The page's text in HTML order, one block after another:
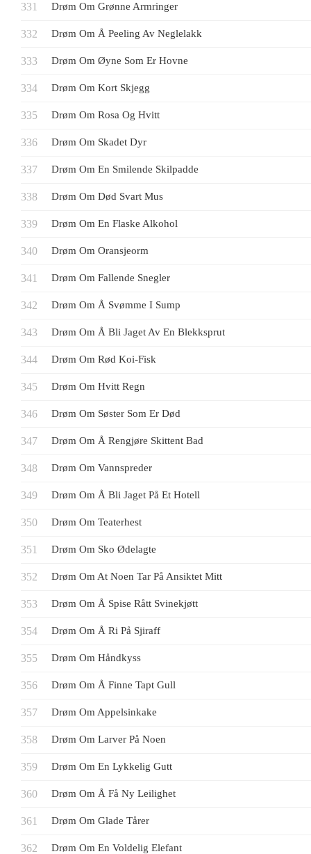
Drøm Om Grønne Armringer
Drøm Om Å Peeling Av Neglelakk
Drøm Om Øyne Som Er Hovne
Drøm Om Kort Skjegg
Drøm Om Rosa Og Hvitt
Drøm Om Skadet Dyr
Drøm Om En Smilende Skilpadde
Drøm Om Død Svart Mus
Drøm Om En Flaske Alkohol
Drøm Om Oransjeorm
Drøm Om Fallende Snegler
Drøm Om Å Svømme I Sump
Drøm Om Å Bli Jaget Av En Blekksprut
Drøm Om Rød Koi-Fisk
Drøm Om Hvitt Regn
Drøm Om Søster Som Er Død
Drøm Om Å Rengjøre Skittent Bad
Drøm Om Vannspreder
Drøm Om Å Bli Jaget På Et Hotell
Drøm Om Teaterhest
Drøm Om Sko Ødelagte
Drøm Om At Noen Tar På Ansiktet Mitt
Drøm Om Å Spise Rått Svinekjøtt
Drøm Om Å Ri På Sjiraff
Drøm Om Håndkyss
Drøm Om Å Finne Tapt Gull
Drøm Om Appelsinkake
Drøm Om Larver På Noen
Drøm Om En Lykkelig Gutt
Drøm Om Å Få Ny Leilighet
Drøm Om Glade Tårer
Drøm Om En Voldelig Elefant